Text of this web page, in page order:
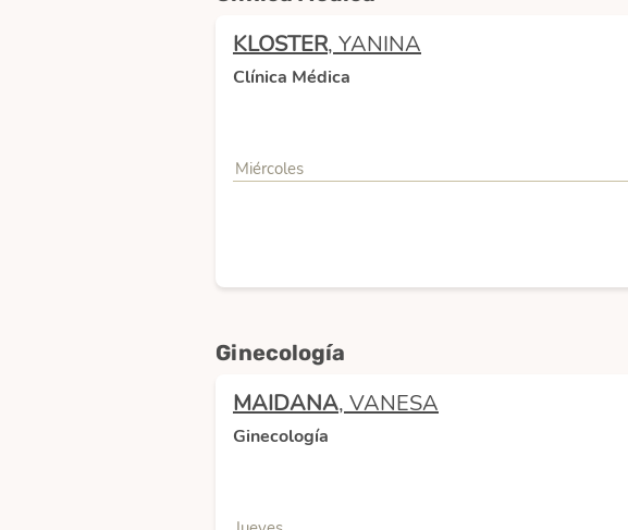
KLOSTER, YANINA
Clínica Médica
Miércoles
Ginecología
MAIDANA, VANESA
Ginecología